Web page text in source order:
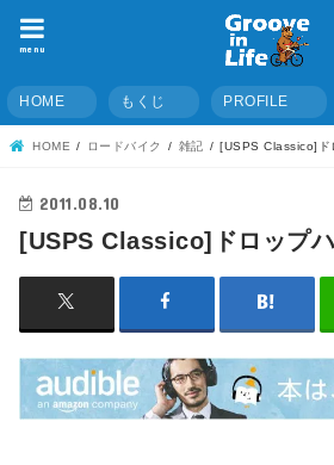
menu
HOME もくじ PROFILE
HOME ロードバイク 雑記 [USPS Classico]ド
2011.08.10
[USPS Classico]ドロップハ